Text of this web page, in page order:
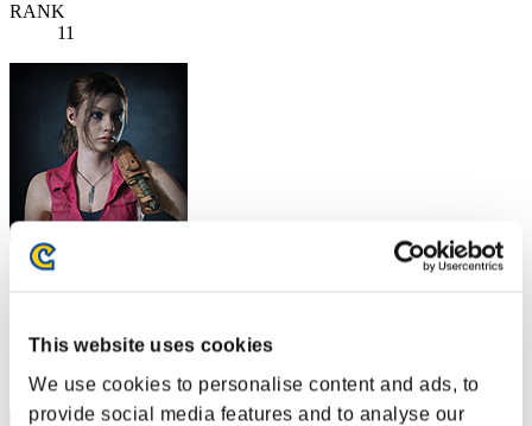
This website uses cookies
We use cookies to personalise content and ads, to
provide social media features and to analyse our
RANK
11
saileach
RANK
12